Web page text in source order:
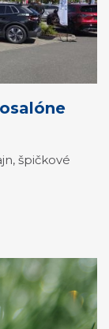
špičkové